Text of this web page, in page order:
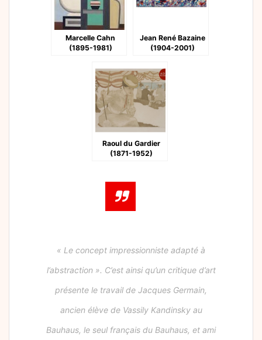
Marcelle Cahn
(1895-1981)
Jean René Bazaine
(1904-2001)
Raoul du Gardier
(1871-1952)
« Le concept impressionniste adapté à
l’abstraction ». C’est ainsi qu’un critique d’art
présente le travail de Jacques Germain,
ancien élève de Vassily Kandinsky au
Bauhaus, le seul français du Bauhaus, et ami